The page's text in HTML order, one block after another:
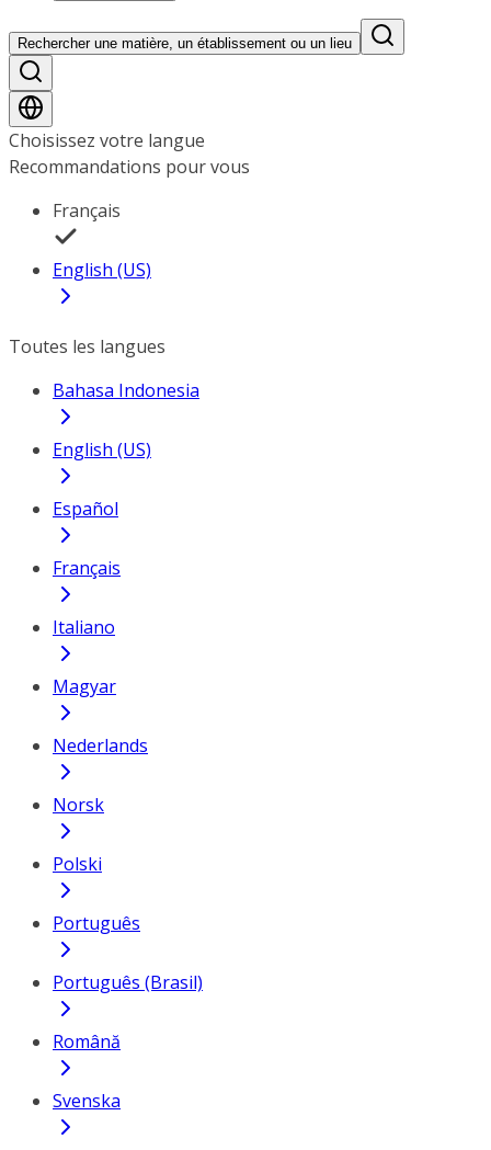
Rechercher une matière, un établissement ou un lieu
Choisissez votre langue
Recommandations pour vous
Français
English (US)
Toutes les langues
Bahasa Indonesia
English (US)
Español
Français
Italiano
Magyar
Nederlands
Norsk
Polski
Português
Português (Brasil)
Română
Svenska